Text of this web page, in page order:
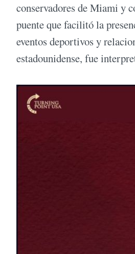
conservadores de Miami y
puente que facilitó la
eventos deportivos y
estadounidense, fue